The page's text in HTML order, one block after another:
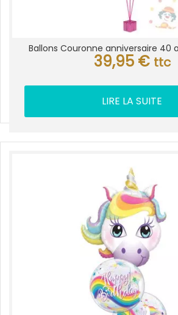
Ballons Couronne anniversaire 40
39,95 € ttc
LIRE LA SUITE